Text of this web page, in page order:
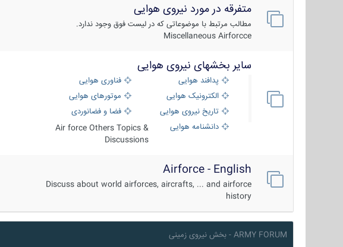
متفرقه در مورد نیروی هوایی
مطالب مرتبط با موضوعاتی که در لیست فوق وجود ندارد.
Miscellaneous Airforcce
سایر بخشهای نیروی هوایی
پدافند هوایی
فناوری هوایی
الکترونیک هوایی
موتورهای هوایی
تاریخ نیروی هوایی
فضا و فضانوردی
دانشنامه هوایی
Air force Others Topics &
Discussions
Airforce - English
Discuss about world airforces, aircrafts, ... and airforce
history
ARMY FORUM - بخش نیروی زمینی